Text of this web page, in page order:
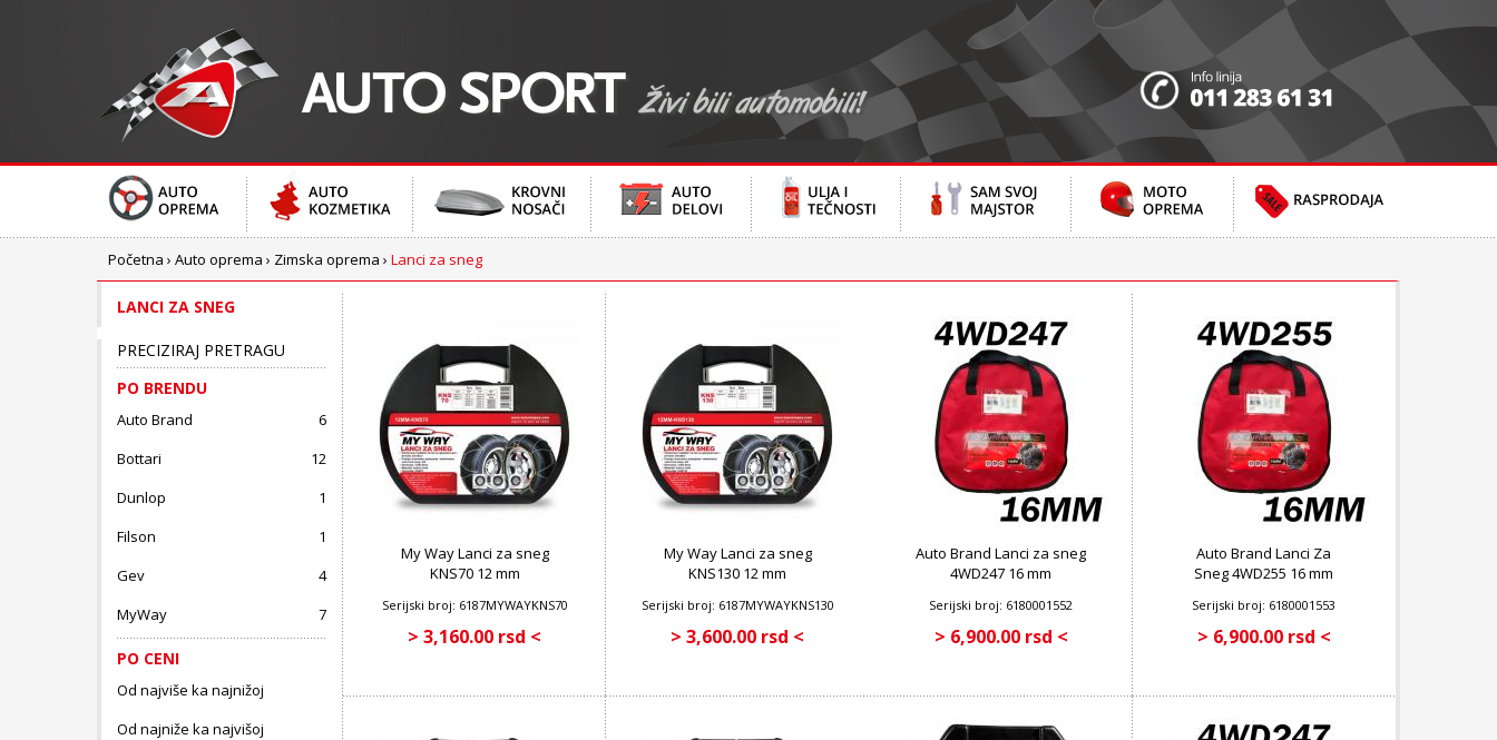
Početna › Auto oprema › Zimska oprema › Lanci za sneg
LANCI ZA SNEG
PRECIZIRAJ PRETRAGU
PO BRENDU
Auto Brand
6
Bottari
12
Dunlop
1
Filson
1
Gev
4
MyWay
7
PO CENI
Od najviše ka najnižoj
Od najniže ka najvišoj
My Way Lanci za sneg
KNS70 12 mm
Serijski broj: 6187MYWAYKNS70
> 3,160.00 rsd <
My Way Lanci za sneg
KNS130 12 mm
Serijski broj: 6187MYWAYKNS130
> 3,600.00 rsd <
Auto Brand Lanci za sneg
4WD247 16 mm
Serijski broj: 6180001552
> 6,900.00 rsd <
Auto Brand Lanci Za
Sneg 4WD255 16 mm
Serijski broj: 6180001553
> 6,900.00 rsd <